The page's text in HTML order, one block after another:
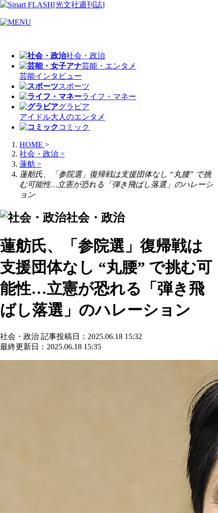
社会・政治
芸能・エンタメ
芸能インタビュー
スポーツ
ライフ・マネー
グラビア
アイドル大人のエンタメ
コミック
HOME >
社会・政治 >
蓮舫 >
蓮舫氏、「参院選」復帰戦は支援団体なし “丸腰” で挑
む可能性…立憲が恐れる「弾き飛ばし落選」のハレーシ
ョン
社会・政治
蓮舫氏、「参院選」復帰戦は
支援団体なし “丸腰” で挑む可
能性…立憲が恐れる「弾き飛
ばし落選」のハレーション
社会・政治 記事投稿日：2025.06.18 15:32
最終更新日：2025.06.18 15:35